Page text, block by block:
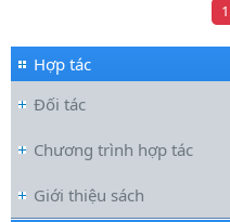
1
Hợp tác
Đối tác
Chương trình hợp tác
Giới thiệu sách